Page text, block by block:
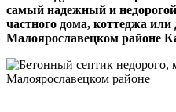
самый надежный и
частного дома, коттеджа или
Малоярославецком районе